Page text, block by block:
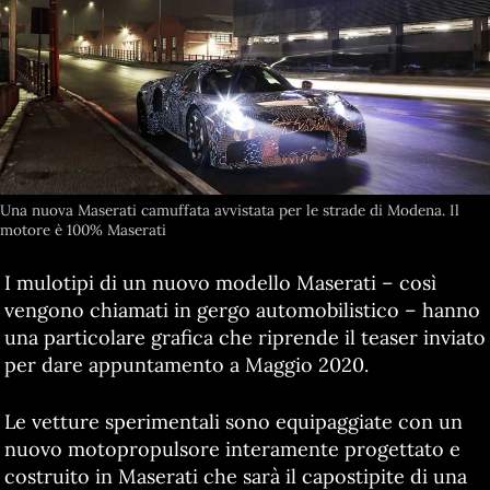
Una nuova Maserati camuffata avvistata per le strade di Modena. Il
motore è 100% Maserati
I mulotipi di un nuovo modello Maserati – così
vengono chiamati in gergo automobilistico – hanno
una particolare grafica che riprende il teaser inviato
per dare appuntamento a Maggio 2020.
Le vetture sperimentali sono equipaggiate con un
nuovo motopropulsore interamente progettato e
costruito in Maserati che sarà il capostipite di una